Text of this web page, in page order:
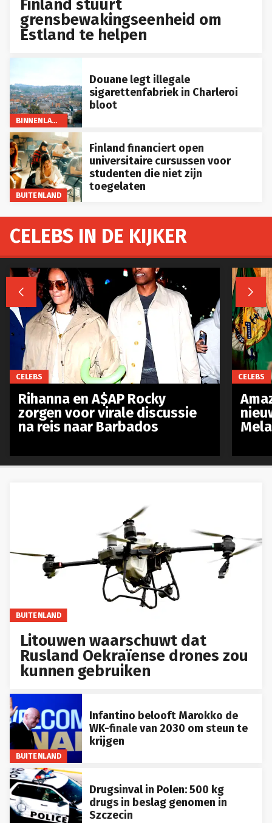
Finland stuurt
grensbewakingseenheid om
Estland te helpen
BINNENLAND
Douane legt illegale
sigarettenfabriek in Charleroi
bloot
BUITENLAND
Finland financiert open
universitaire cursussen voor
studenten die niet zijn
toegelaten
BUITENLAND
Litouwen waarschuwt dat
Rusland Oekraïense drones zou
kunnen gebruiken
BUITENLAND
Infantino belooft Marokko de
WK-finale van 2030 om steun te
krijgen
Drugsinval in Polen: 500 kg
drugs in beslag genomen in
Szczecin
CELEBS IN DE KIJKER
 
CELEBS
Rihanna en A$AP Rocky
zorgen voor virale discussie
na reis naar Barbados
CELEBS